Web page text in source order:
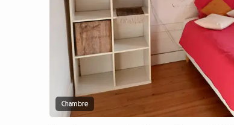
Chambre